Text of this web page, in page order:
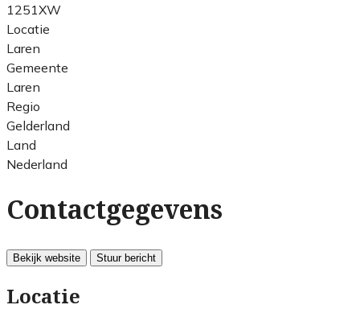
1251XW
Locatie
Laren
Gemeente
Laren
Regio
Gelderland
Land
Nederland
Contactgegevens
Bekijk website Stuur bericht
Locatie